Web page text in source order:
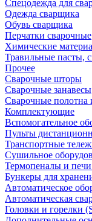
Спецодежда для
Одежда сварщика
Обувь сварщика
Перчатки сварочные
Химические
Травильные пасты,
Прочее
Сварочные шторы
Сварочные занавесы
Сварочные полотна
Комплектующие
Вспомогательное
Пульты
Транспортные
Сушильное
Термопеналы и печи
Бункеры для
Автоматическое
Автоматическая
Головки и горелки